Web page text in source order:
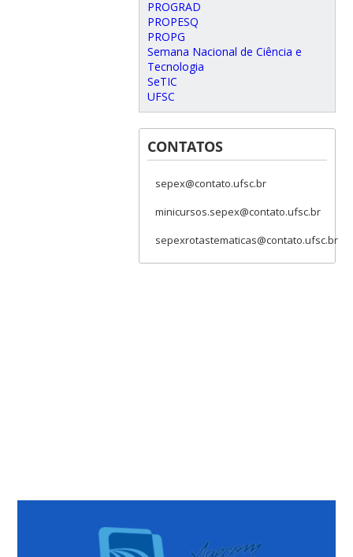
PROGRAD
PROPESQ
PROPG
Semana Nacional de Ciência e
Tecnologia
SeTIC
UFSC
CONTATOS
sepex@contato.ufsc.br
minicursos.sepex@contato.ufsc.br
sepexrotastematicas@contato.ufsc.br